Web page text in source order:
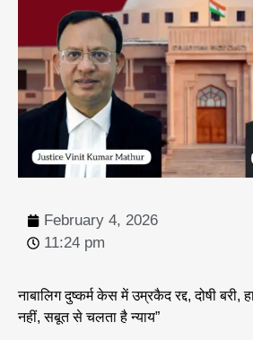
February 4, 2026
11:24 pm
नाबालिग दुष्कर्म केस में उम्रकैद रद्द, दोषी बरी,
नहीं, सबूत से चलता है न्याय”